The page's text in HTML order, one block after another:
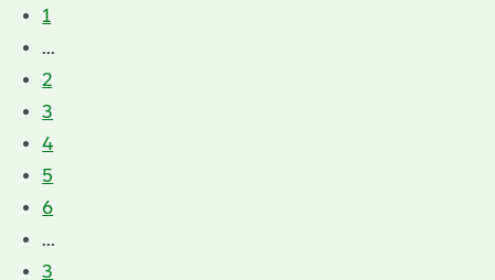
1
...
2
3
4
5
6
...
3